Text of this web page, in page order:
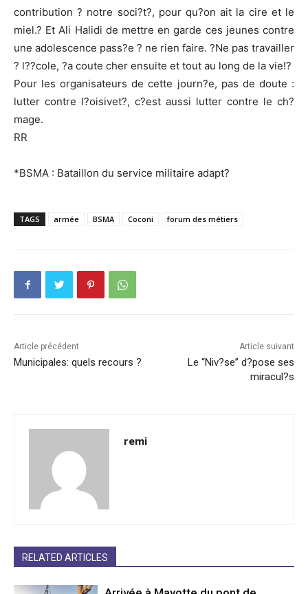
contribution ? notre soci?t?, pour qu?on ait la cire et le
miel.? Et Ali Halidi de mettre en garde ces jeunes contre
une adolescence pass?e ? ne rien faire. ?Ne pas travailler
? l??cole, ?a coute cher ensuite et tout au long de la vie!?
Pour les organisateurs de cette journ?e, pas de doute :
lutter contre l?oisivet?, c?est aussi lutter contre le ch?
mage.
RR
*BSMA : Bataillon du service militaire adapt?
TAGS armée BSMA Coconi forum des métiers
Article précédent
Municipales: quels recours ?
Article suivant
Le “Niv?se” d?pose ses
miracul?s
remi
RELATED ARTICLES